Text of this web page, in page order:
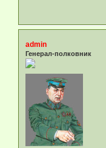
admin
Генерал-полковник